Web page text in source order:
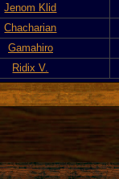
Jenom Klid
Chacharian
Gamahiro
Ridix V.